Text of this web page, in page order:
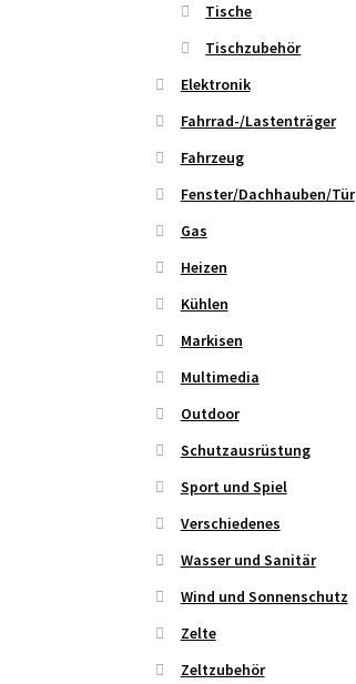
Tische
Tischzubehör
Elektronik
Fahrrad-/Lastenträger
Fahrzeug
Fenster/Dachhauben/Tür
Gas
Heizen
Kühlen
Markisen
Multimedia
Outdoor
Schutzausrüstung
Sport und Spiel
Verschiedenes
Wasser und Sanitär
Wind und Sonnenschutz
Zelte
Zeltzubehör